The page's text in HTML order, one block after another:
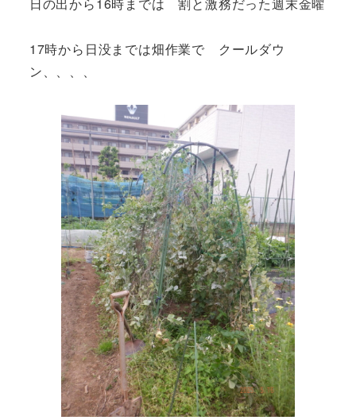
17時から日没までは畑作業で クールダウ
ン、、、、